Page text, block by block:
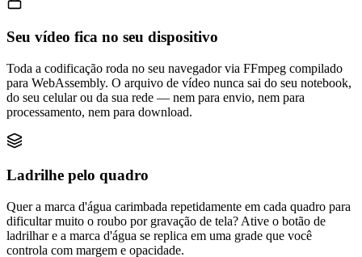
Seu vídeo fica no seu dispositivo
Toda a codificação roda no seu navegador via FFmpeg compilado
para WebAssembly. O arquivo de vídeo nunca sai do seu notebook,
do seu celular ou da sua rede — nem para envio, nem para
processamento, nem para download.
Ladrilhe pelo quadro
Quer a marca d'água carimbada repetidamente em cada quadro para
dificultar muito o roubo por gravação de tela? Ative o botão de
ladrilhar e a marca d'água se replica em uma grade que você
controla com margem e opacidade.